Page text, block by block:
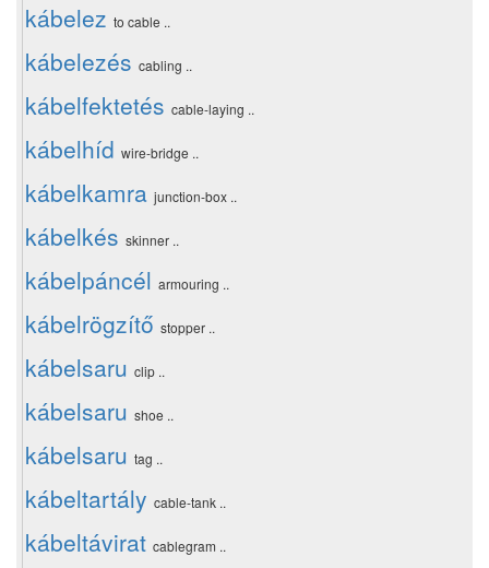
kábelez to cable ..
kábelezés cabling ..
kábelfektetés cable-laying ..
kábelhíd wire-bridge ..
kábelkamra junction-box ..
kábelkés skinner ..
kábelpáncél armouring ..
kábelrögzítő stopper ..
kábelsaru clip ..
kábelsaru shoe ..
kábelsaru tag ..
kábeltartály cable-tank ..
kábeltávirat cablegram ..